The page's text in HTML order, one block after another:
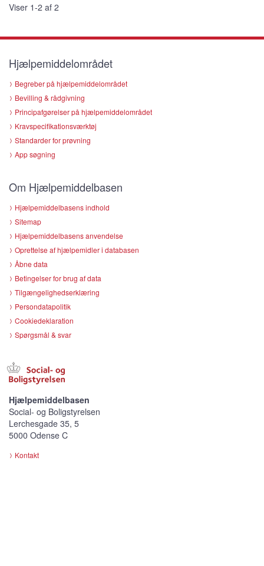
Viser 1-2 af 2
Hjælpemiddelområdet
Begreber på hjælpemiddelområdet
Bevilling & rådgivning
Principafgørelser på hjælpemiddelområdet
Kravspecifikationsværktøj
Standarder for prøvning
App søgning
Om Hjælpemiddelbasen
Hjælpemiddelbasens indhold
Sitemap
Hjælpemiddelbasens anvendelse
Oprettelse af hjælpemidler i databasen
Åbne data
Betingelser for brug af data
Tilgængelighedserklæring
Persondatapolitik
Cookiedeklaration
Spørgsmål & svar
Hjælpemiddelbasen
Social- og Boligstyrelsen
Lerchesgade 35, 5
5000 Odense C
Kontakt